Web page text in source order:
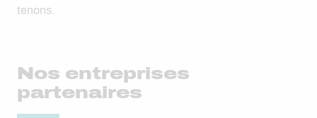
tenons.
Nos entreprises
partenaires